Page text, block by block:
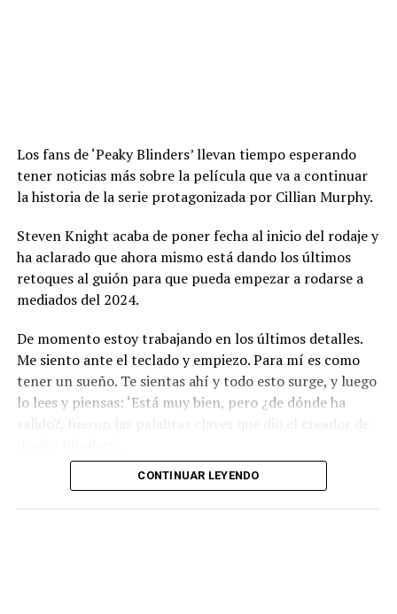
Los fans de ‘Peaky Blinders’ llevan tiempo esperando
tener noticias más sobre la película que va a continuar
la historia de la serie protagonizada por Cillian Murphy.
Steven Knight acaba de poner fecha al inicio del rodaje y
ha aclarado que ahora mismo está dando los últimos
retoques al guión para que pueda empezar a rodarse a
mediados del 2024.
De momento estoy trabajando en los últimos detalles.
Me siento ante el teclado y empiezo. Para mí es como
tener un sueño. Te sientas ahí y todo esto surge, y luego
lo lees y piensas: ‘Está muy bien, pero ¿de dónde ha
CONTINUAR LEYENDO